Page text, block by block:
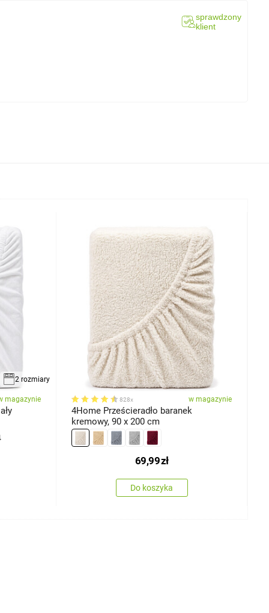
sprawdzony
klient
2 rozmiary
magazynie 828x w magazynie
4Home Prześcieradło baranek
kremowy, 90 x 200 cm
69,99zł
Do koszyka